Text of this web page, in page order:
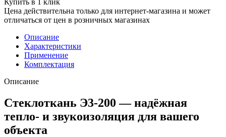
Цена действительна только для интернет-магазина и может
отличаться от цен в розничных магазинах
Описание
Характеристики
Применение
Комплектация
Описание
Стеклоткань Э3-200 — надёжная
тепло- и звукоизоляция для вашего
объекта